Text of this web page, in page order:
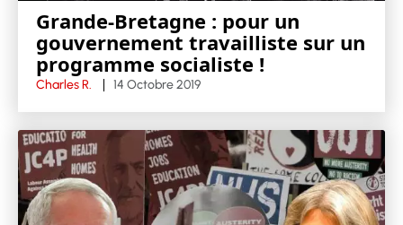
Grande-Bretagne : pour un
gouvernement travailliste sur un
programme socialiste !
Charles R. 14 Octobre 2019